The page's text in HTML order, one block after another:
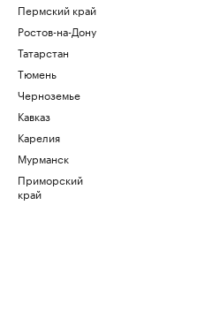
Пермский край
Ростов-на-Дону
Татарстан
Тюмень
Черноземье
Кавказ
Карелия
Мурманск
Приморский
край